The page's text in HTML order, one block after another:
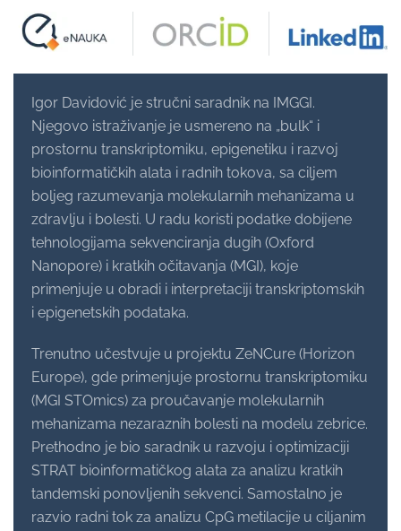
Igor Davidović je stručni saradnik na IMGGI.
Njegovo istraživanje je usmereno na „bulk“ i
prostornu transkriptomiku, epigenetiku i razvoj
bioinformatičkih alata i radnih tokova, sa ciljem
boljeg razumevanja molekularnih mehanizama u
zdravlju i bolesti. U radu koristi podatke dobijene
tehnologijama sekvenciranja dugih (Oxford
Nanopore) i kratkih očitavanja (MGI), koje
primenjuje u obradi i interpretaciji transkriptomskih
i epigenetskih podataka.
Trenutno učestvuje u projektu ZeNCure (Horizon
Europe), gde primenjuje prostornu transkriptomiku
(MGI STOmics) za proučavanje molekularnih
mehanizama nezaraznih bolesti na modelu zebrice.
Prethodno je bio saradnik u razvoju i optimizaciji
STRAT bioinformatičkog alata za analizu kratkih
tandemski ponovljenih sekvenci. Samostalno je
razvio radni tok za analizu CpG metilacije u ciljanim